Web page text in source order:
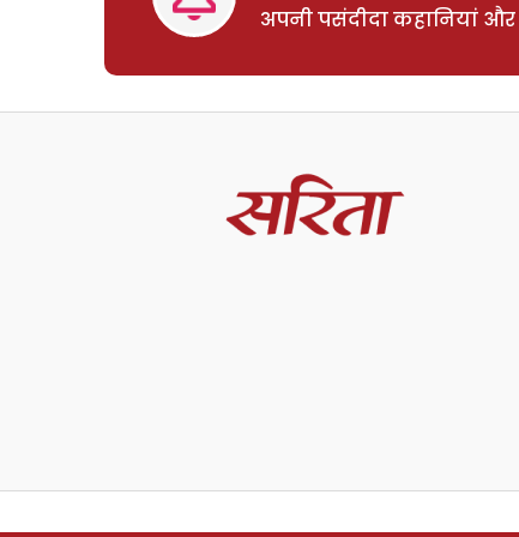
अपनी पसंदीदा कहानियां